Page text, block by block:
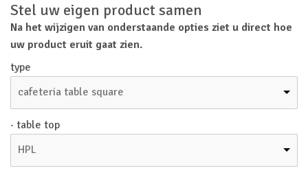
Stel uw eigen product samen
Na het wijzigen van onderstaande opties ziet u direct hoe
uw product eruit gaat zien.
type
cafeteria table square
· table top
HPL